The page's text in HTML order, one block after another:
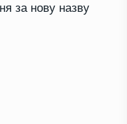
за нову назву